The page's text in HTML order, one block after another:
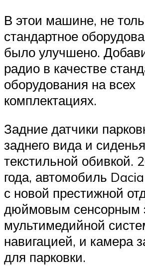
В этои машине, не
стандартное
было улучшено.
радио в качестве
оборудования на всех
комплектациях.
Задние датчики
заднего вида и
текстильной обивкой.
года, автомобиль Dacia
с новой престижной
дюймовым сенсорным
мультимедийной
навигацией, и камера
для парковки.